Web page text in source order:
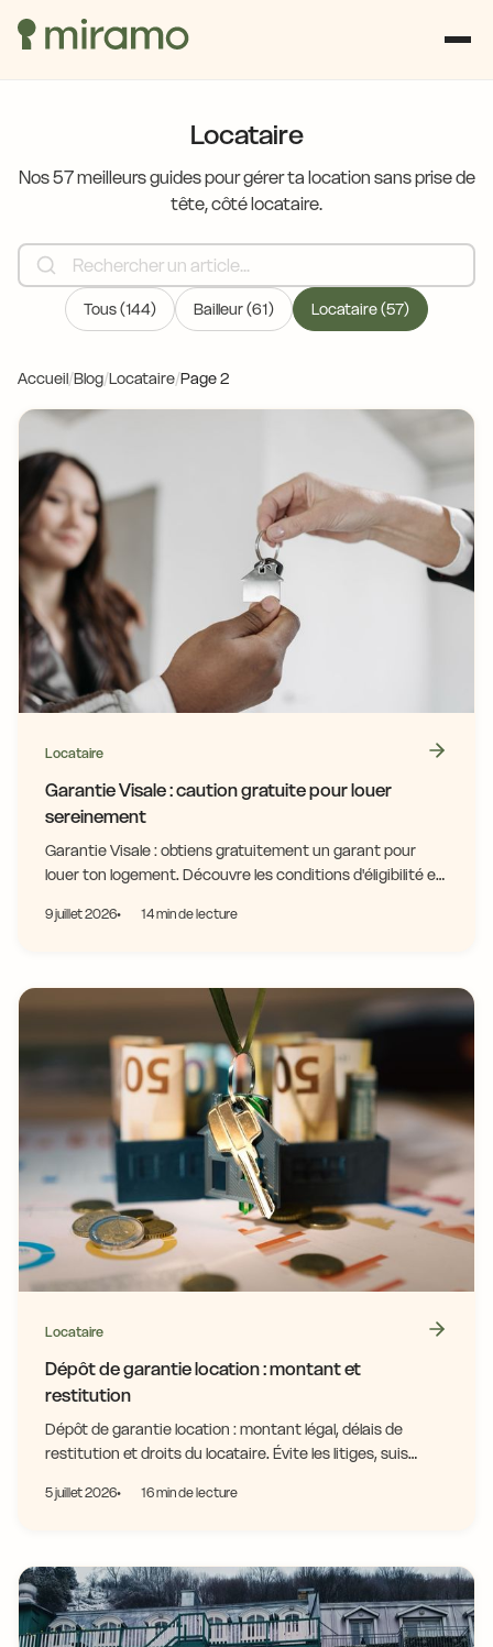
Locataire
Nos 57 meilleurs guides pour gérer ta location sans prise de
tête, côté locataire.
Tous (144) Bailleur (61) Locataire (57)
Accueil/Blog/Locataire/Page 2
Locataire
Garantie Visale : caution gratuite pour louer
sereinement
Garantie Visale : obtiens gratuitement un garant pour
louer ton logement. Découvre les conditions d'éligibilité et
9 juillet 2026 14 min de lecture
Locataire
Dépôt de garantie location : montant et
restitution
Dépôt de garantie location : montant légal, délais de
restitution et droits du locataire. Évite les litiges, suis
5 juillet 2026 16 min de lecture